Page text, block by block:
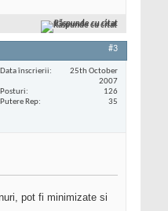
Răspunde cu citat
#3
Data înscrierii
25th October
2007
Posturi
126
Putere Rep
35
pot fi minimizate si